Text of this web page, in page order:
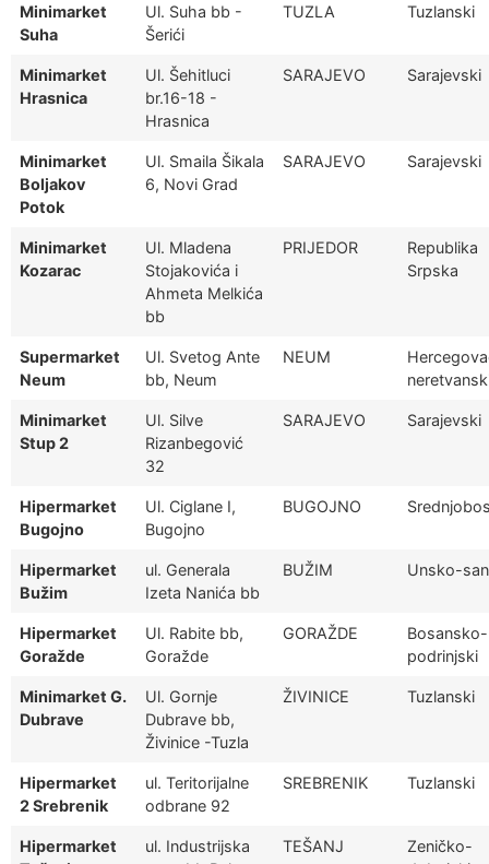
Minimarket
Suha
Ul. Suha bb -
Šerići
TUZLA Tuzlanski
Minimarket
Hrasnica
Ul. Šehitluci
br.16-18 -
Hrasnica
SARAJEVO Sarajevski
Minimarket
Boljakov
Potok
Ul. Smaila Šikala
6, Novi Grad
SARAJEVO Sarajevski
Minimarket
Kozarac
Ul. Mladena
Stojakovića i
Ahmeta Melkića
bb
PRIJEDOR
Republika
Srpska
Supermarket
Neum
Ul. Svetog Ante
bb, Neum
NEUM
Minimarket
Stup 2
Ul. Silve
Rizanbegović
32
SARAJEVO Sarajevski
Hipermarket
Bugojno
Ul. Ciglane I,
Bugojno
BUGOJNO
Hipermarket
Bužim
ul. Generala
Izeta Nanića bb
BUŽIM Unsko-
Hipermarket
Goražde
Ul. Rabite bb,
Goražde
GORAŽDE
Bosansko-
podrinjski
Minimarket G.
Dubrave
Ul. Gornje
Dubrave bb,
Živinice -Tuzla
ŽIVINICE Tuzlanski
Hipermarket
2 Srebrenik
ul. Teritorijalne
odbrane 92
SREBRENIK Tuzlanski
Hipermarket
ul. Industrijska
TEŠANJ
Zeničko-